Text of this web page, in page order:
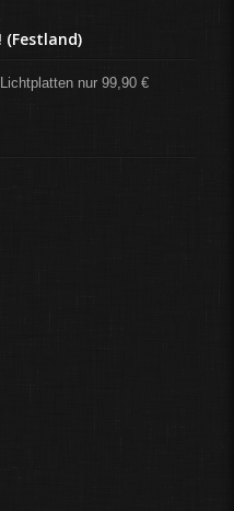
nur 99,90 €